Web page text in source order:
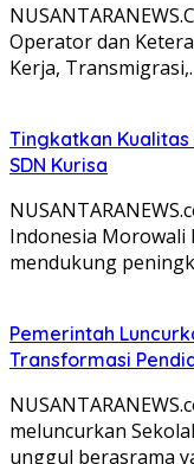
Operator dan
Kerja,
Tingkatkan Kualitas
SDN Kurisa
Indonesia Morowali
mendukung
Pemerintah
Transformasi
meluncurkan
unggul berasrama